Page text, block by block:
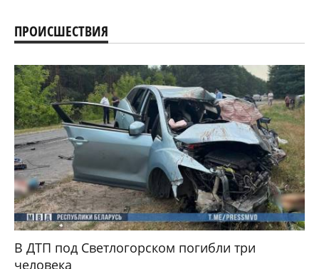
ПРОИСШЕСТВИЯ
В ДТП под Светлогорском погибли три
человека